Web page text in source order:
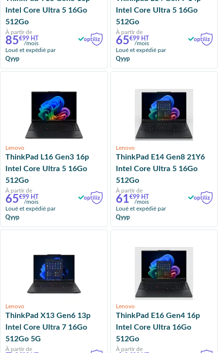
Intel Core Ultra 5 16Go
512Go
À partir de
85€99 HT
/mois
Loué et expédié par
Qyyp
Intel Core Ultra 5 16Go
512Go
À partir de
65€99 HT
/mois
Loué et expédié par
Qyyp
Lenovo
ThinkPad L16 Gen3 16p
Intel Core Ultra 5 16Go
512Go
À partir de
65€99 HT
/mois
Loué et expédié par
Qyyp
Lenovo
ThinkPad E14 Gen8 21Y6
Intel Core Ultra 5 16Go
512Go
À partir de
61€99 HT
/mois
Loué et expédié par
Qyyp
Lenovo
ThinkPad X13 Gen6 13p
Intel Core Ultra 7 16Go
512Go 5G
À partir de
Lenovo
ThinkPad E16 Gen4 16p
Intel Core Ultra 16Go
512Go
À partir de